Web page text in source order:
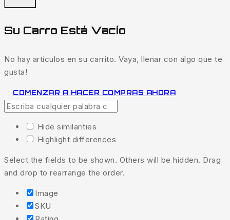
Su Carro Está Vacío
No hay artículos en su carrito. Vaya, llenar con algo que te
gusta!
COMENZAR A HACER COMPRAS AHORA
Hide similarities
Highlight differences
Select the fields to be shown. Others will be hidden. Drag
and drop to rearrange the order.
Image
SKU